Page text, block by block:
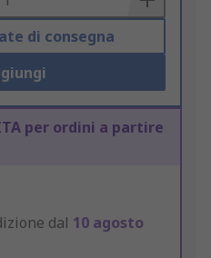
di consegna
per ordini a partire
dal 10 agosto